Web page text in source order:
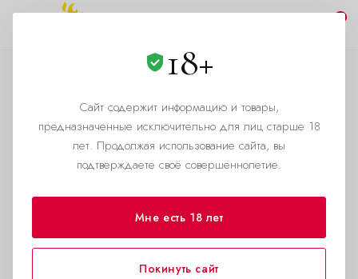
18+
Сайт содержит информацию и товары,
предназначенные исключительно для лиц старше 18
лет. Продолжая использование сайта, вы
подтверждаете своё совершеннолетие.
Мне есть 18 лет
Покинуть сайт
Главная страница — Помощь